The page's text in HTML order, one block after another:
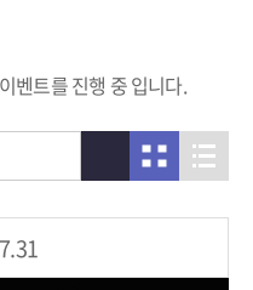
벤트를 진행 중 입니다.
검색